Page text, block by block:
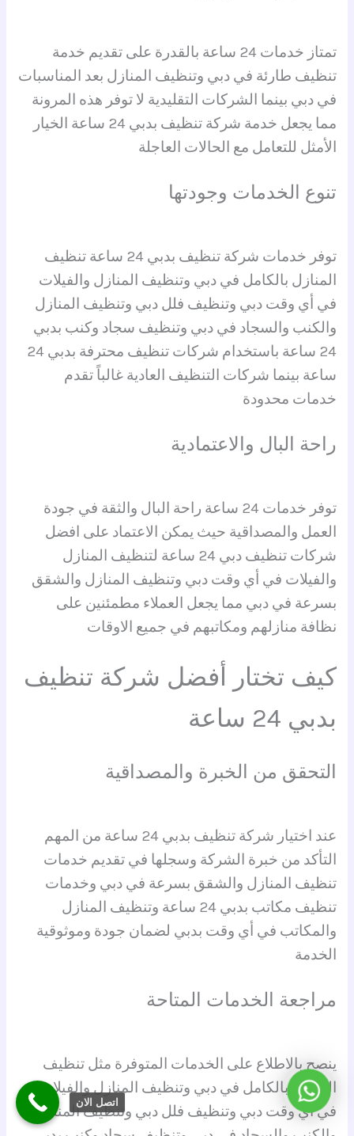
تمتاز خدمات 24 ساعة بالقدرة على تقديم خدمة
تنظيف طارئة في دبي وتنظيف المنازل بعد المناسبات
في دبي بينما الشركات التقليدية لا توفر هذه المرونة
مما يجعل خدمة شركة تنظيف بدبي 24 ساعة الخيار
الأمثل للتعامل مع الحالات العاجلة
تنوع الخدمات وجودتها
توفر خدمات شركة تنظيف بدبي 24 ساعة تنظيف
المنازل بالكامل في دبي وتنظيف المنازل والفيلات
في أي وقت دبي وتنظيف فلل دبي وتنظيف المنازل
والكنب والسجاد في دبي وتنظيف سجاد وكنب بدبي
24 ساعة باستخدام شركات تنظيف محترفة بدبي 24
ساعة بينما شركات التنظيف العادية غالباً تقدم
خدمات محدودة
راحة البال والاعتمادية
توفر خدمات 24 ساعة راحة البال والثقة في جودة
العمل والمصداقية حيث يمكن الاعتماد على افضل
شركات تنظيف دبي 24 ساعة لتنظيف المنازل
والفيلات في أي وقت دبي وتنظيف المنازل والشقق
بسرعة في دبي مما يجعل العملاء مطمئنين على
نظافة منازلهم ومكاتبهم في جميع الاوقات
كيف تختار أفضل شركة تنظيف
بدبي 24 ساعة
التحقق من الخبرة والمصداقية
عند اختيار شركة تنظيف بدبي 24 ساعة من المهم
التأكد من خبرة الشركة وسجلها في تقديم خدمات
تنظيف المنازل والشقق بسرعة في دبي وخدمات
تنظيف مكاتب بدبي 24 ساعة وتنظيف المنازل
والمكاتب في أي وقت بدبي لضمان جودة وموثوقية
الخدمة
مراجعة الخدمات المتاحة
ينصح بالاطلاع على الخدمات المتوفرة مثل تنظيف
المنازل بالكامل في دبي وتنظيف المنازل والفيلات
في أي وقت دبي وتنظيف فلل دبي وتنظيف المنازل
اتصل الان
واتساب